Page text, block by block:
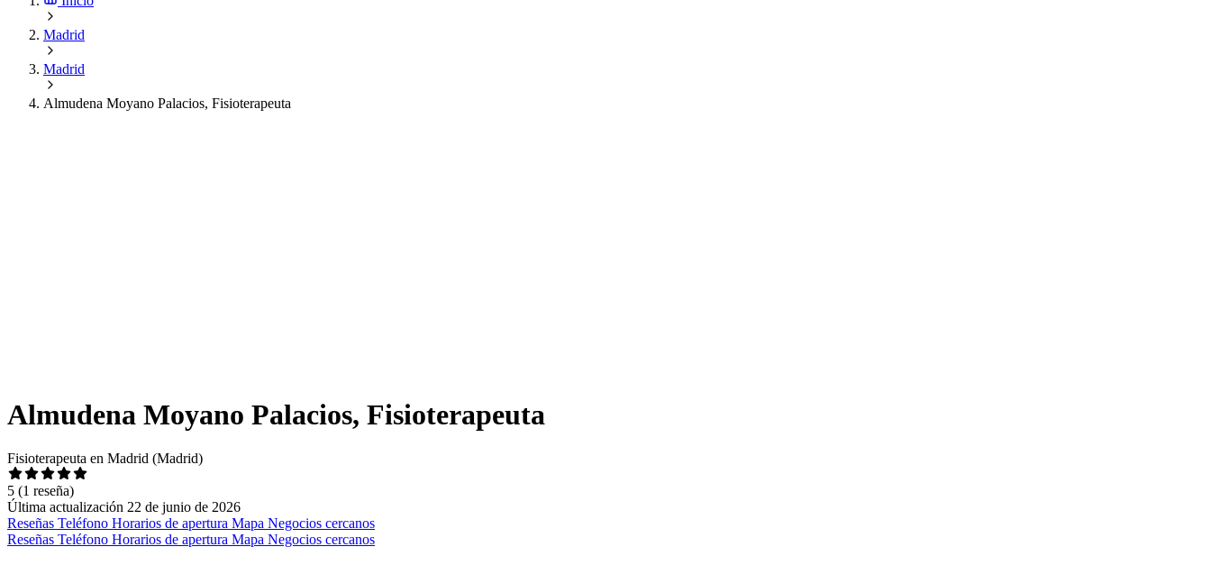
Madrid
Madrid
Almudena Moyano Palacios, Fisioterapeuta
Almudena Moyano Palacios, Fisioterapeuta
Fisioterapeuta en Madrid (Madrid)
5 (1 reseña)
Última actualización 22 de junio de 2026
Reseñas Teléfono Horarios de apertura Mapa Negocios cercanos
Reseñas Teléfono Horarios de apertura Mapa Negocios cercanos